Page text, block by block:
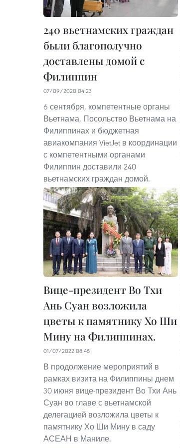
240 вьетнамских граждан
были благополучно
доставлены домой c
Филиппин
07/09/2020 04:23
6 сентября, компетентные органы
Вьетнама, Посольство Вьетнама на
Филиппинах и бюджетная
авиакомпания VietJet в координации
с компетентными органами
Филиппин доставили 240
вьетнамских граждан домой.
Вице-президент Во Тхи
Ань Суан возложила
цветы к памятнику Хо Ши
Мину на Филиппинах.
01/07/2022 08:45
В продолжение мероприятий в
рамках визита на Филиппины днем
30 июня вице-президент Во Тхи Ань
Суан во главе с вьетнамской
делегацией возложила цветы к
памятнику Хо Ши Мину в саду
АСЕАН в Маниле.